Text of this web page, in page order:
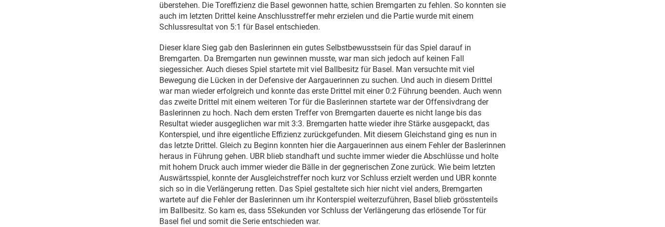
überstehen. Die Toreffizienz die Basel gewonnen hatte, schien Bremgarten zu fehlen. So konnten sie
auch im letzten Drittel keine Anschlusstreffer mehr erzielen und die Partie wurde mit einem
Schlussresultat von 5:1 für Basel entschieden.
Dieser klare Sieg gab den Baslerinnen ein gutes Selbstbewusstsein für das Spiel darauf in
Bremgarten. Da Bremgarten nun gewinnen musste, war man sich jedoch auf keinen Fall
siegessicher. Auch dieses Spiel startete mit viel Ballbesitz für Basel. Man versuchte mit viel
Bewegung die Lücken in der Defensive der Aargauerinnen zu suchen. Und auch in diesem Drittel
war man wieder erfolgreich und konnte das erste Drittel mit einer 0:2 Führung beenden. Auch wenn
das zweite Drittel mit einem weiteren Tor für die Baslerinnen startete war der Offensivdrang der
Baslerinnen zu hoch. Nach dem ersten Treffer von Bremgarten dauerte es nicht lange bis das
Resultat wieder ausgeglichen war mit 3:3. Bremgarten hatte wieder ihre Stärke ausgepackt, das
Konterspiel, und ihre eigentliche Effizienz zurückgefunden. Mit diesem Gleichstand ging es nun in
das letzte Drittel. Gleich zu Beginn konnten hier die Aargauerinnen aus einem Fehler der Baslerinnen
heraus in Führung gehen. UBR blieb standhaft und suchte immer wieder die Abschlüsse und holte
mit hohem Druck auch immer wieder die Bälle in der gegnerischen Zone zurück. Wie beim letzten
Auswärtsspiel, konnte der Ausgleichstreffer noch kurz vor Schluss erzielt werden und UBR konnte
sich so in die Verlängerung retten. Das Spiel gestaltete sich hier nicht viel anders, Bremgarten
wartete auf die Fehler der Baslerinnen um ihr Konterspiel weiterzuführen, Basel blieb grösstenteils
im Ballbesitz. So kam es, dass 5Sekunden vor Schluss der Verlängerung das erlösende Tor für
Basel fiel und somit die Serie entschieden war.